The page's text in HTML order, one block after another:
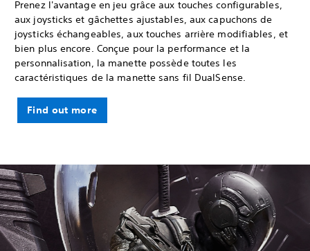
Prenez l'avantage en jeu grâce aux touches configurables,
aux joysticks et gâchettes ajustables, aux capuchons de
joysticks échangeables, aux touches arrière modifiables, et
bien plus encore. Conçue pour la performance et la
personnalisation, la manette possède toutes les
caractéristiques de la manette sans fil DualSense.
Find out more